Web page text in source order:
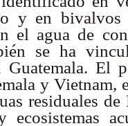
y en bivalvos
el agua de
se ha
Guatemala. El
y Vietnam,
residuales
ecosistemas